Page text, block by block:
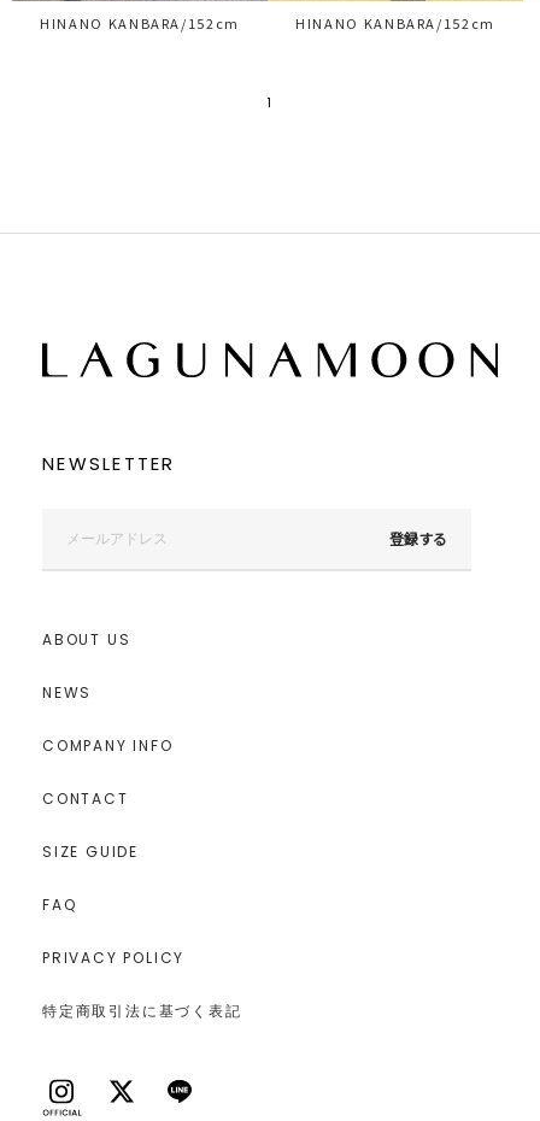
HINANO KANBARA/152cm HINANO KANBARA/152cm
1
NEWSLETTER
登録する
ABOUT US
NEWS
COMPANY INFO
CONTACT
SIZE GUIDE
FAQ
PRIVACY POLICY
特定商取引法に基づく表記